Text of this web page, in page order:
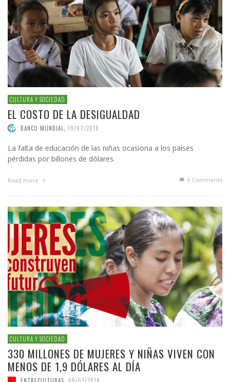
CULTURA Y SOCIEDAD
EL COSTO DE LA DESIGUALDAD
BANCO MUNDIAL, 19/07/2018
La falta de educación de las niñas ocasiona a los países
pérdidas por billones de dólares.
Read more 0 Comments
CULTURA Y SOCIEDAD
330 MILLONES DE MUJERES Y NIÑAS VIVEN CON
MENOS DE 1,9 DÓLARES AL DÍA